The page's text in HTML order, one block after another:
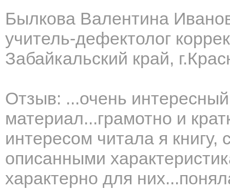
Былкова Валентина
учитель-дефектолог
Забайкальский край,
Отзыв: ...очень
материал...грамотно и
интересом читала я книгу,
описанными
характерно для